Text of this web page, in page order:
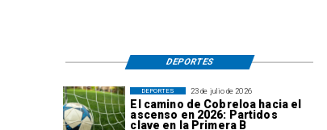
23 de julio de 2026
El camino de Cobreloa hacia el
ascenso en 2026: Partidos
clave en la Primera B
DEPORTES
DEPORTES